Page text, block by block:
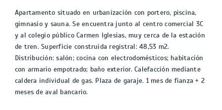
Apartamento situado en urbanización con portero, piscina,
gimnasio y sauna. Se encuentra junto al centro comercial 3C
y al colegio público Carmen Iglesias, muy cerca de la estación
de tren. Superficie construida registral: 48,53 m2.
Distribución: salón; cocina con electrodomésticos; habitación
con armario empotrado; baño exterior. Calefacción mediante
caldera individual de gas. Plaza de garaje. 1 mes de fianza + 2
meses de aval bancario.